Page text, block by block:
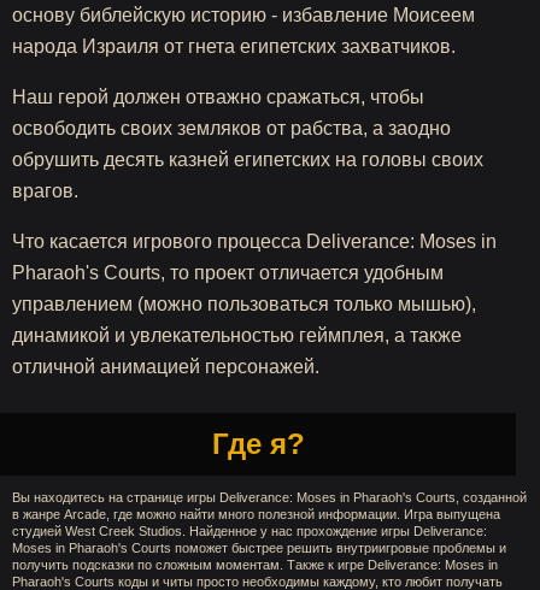
основу библейскую историю - избавление Моисеем
народа Израиля от гнета египетских захватчиков.
Наш герой должен отважно сражаться, чтобы
освободить своих земляков от рабства, а заодно
обрушить десять казней египетских на головы своих
врагов.
Что касается игрового процесса Deliverance: Moses in
Pharaoh's Courts, то проект отличается удобным
управлением (можно пользоваться только мышью),
динамикой и увлекательностью геймплея, а также
отличной анимацией персонажей.
Где я?
Вы находитесь на странице игры Deliverance: Moses in Pharaoh's Courts, созданной
в жанре Arcade, где можно найти много полезной информации. Игра выпущена
студией West Creek Studios. Найденное у нас прохождение игры Deliverance:
Moses in Pharaoh's Courts поможет быстрее решить внутриигровые проблемы и
получить подсказки по сложным моментам. Также к игре Deliverance: Moses in
Pharaoh's Courts коды и читы просто необходимы каждому, кто любит получать